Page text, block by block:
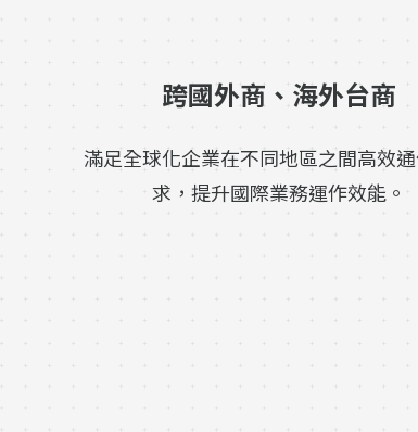
跨國外商、海外台商
滿足全球化企業在不同地區之間高效
求，提升國際業務運作效能。